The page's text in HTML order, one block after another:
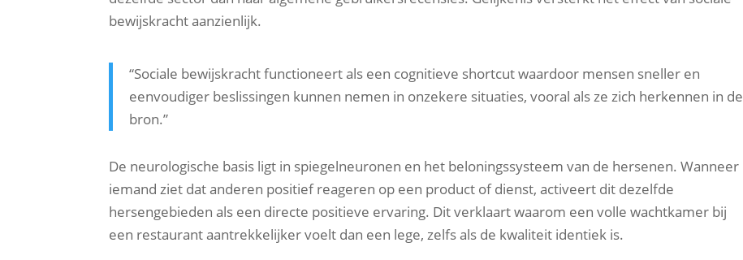
bewijskracht aanzienlijk.
“Sociale bewijskracht functioneert als een cognitieve shortcut waardoor mensen sneller en
eenvoudiger beslissingen kunnen nemen in onzekere situaties, vooral als ze zich herkennen in de
bron.”
De neurologische basis ligt in spiegelneuronen en het beloningssysteem van de hersenen. Wanneer
iemand ziet dat anderen positief reageren op een product of dienst, activeert dit dezelfde
hersengebieden als een directe positieve ervaring. Dit verklaart waarom een volle wachtkamer bij
een restaurant aantrekkelijker voelt dan een lege, zelfs als de kwaliteit identiek is.